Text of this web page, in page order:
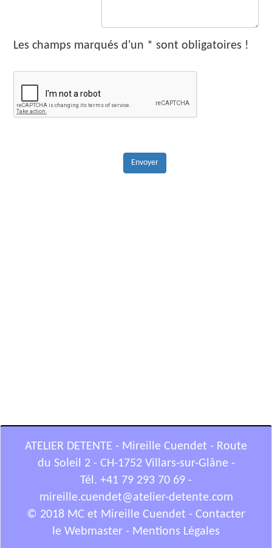
Les champs marqués d'un * sont obligatoires !
ATELIER DETENTE - Mireille Cuendet - Route
du Soleil 2 - CH-1752 Villars-sur-Glâne -
Tél. +41 79 293 70 69 -
mireille.cuendet@atelier-detente.com
© 2018 MC et Mireille Cuendet - Contacter
le Webmaster - Mentions Légales